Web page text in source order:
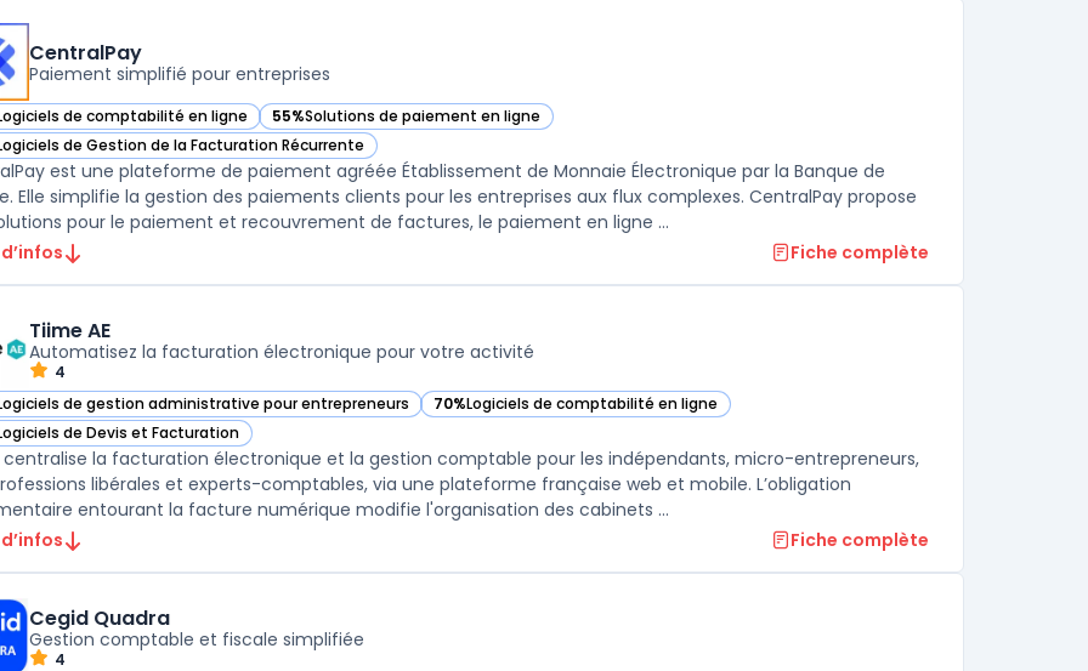
CentralPay
Paiement simplifié pour entreprises
de comptabilité en ligne
CentralPay dans cette catégorie 55%Solutions de paiement en ligne
— voir CentralPay dans cette catégorie
de Gestion de la Facturation Récurrente
CentralPay dans cette catégorie
est une plateforme de paiement agréée Établissement de Monnaie Électronique par la Banque de
Elle simplifie la gestion des paiements clients pour les entreprises aux flux complexes. CentralPay propose
pour le paiement et recouvrement de factures, le paiement en ligne ...
Fiche complète
Tiime AE
Automatisez la facturation électronique pour votre activité
4
de gestion administrative pour entrepreneurs
Tiime AE dans cette catégorie 70%Logiciels de comptabilité en ligne
— voir Tiime AE dans cette catégorie
de Devis et Facturation
Tiime AE dans cette catégorie
centralise la facturation électronique et la gestion comptable pour les indépendants, micro-entrepreneurs,
libérales et experts-comptables, via une plateforme française web et mobile. L’obligation
entourant la facture numérique modifie l'organisation des cabinets ...
Fiche complète
Cegid Quadra
Gestion comptable et fiscale simplifiée
4